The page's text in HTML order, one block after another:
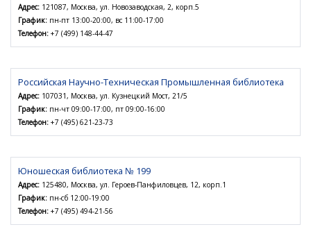
Адрес: 121087, Москва, ул. Новозаводская, 2, корп.5
График: пн-пт 13:00-20:00, вс 11:00-17:00
Телефон: +7 (499) 148-44-47
Российская Научно-Техническая Промышленная библиотека
Адрес: 107031, Москва, ул. Кузнецкий Мост, 21/5
График: пн-чт 09:00-17:00, пт 09:00-16:00
Телефон: +7 (495) 621-23-73
Юношеская библиотека № 199
Адрес: 125480, Москва, ул. Героев-Панфиловцев, 12, корп.1
График: пн-сб 12:00-19:00
Телефон: +7 (495) 494-21-56